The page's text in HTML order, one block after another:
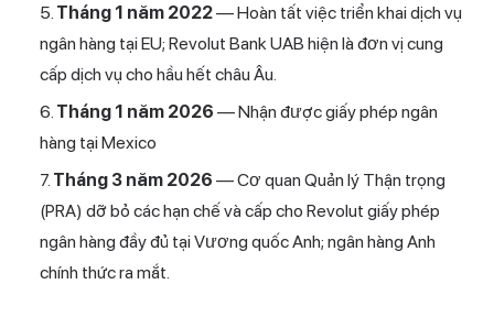
Tháng 1 năm 2022— Hoàn tất việc triển khai dịch vụ
ngân hàng tại EU; Revolut Bank UAB hiện là đơn vị cung
cấp dịch vụ cho hầu hết châu Âu.
Tháng 1 năm 2026 — Nhận được giấy phép ngân
hàng tại Mexico
Tháng 3 năm 2026 — Cơ quan Quản lý Thận trọng
(PRA) dỡ bỏ các hạn chế và cấp cho Revolut giấy phép
ngân hàng đầy đủ tại Vương quốc Anh; ngân hàng Anh
chính thức ra mắt.